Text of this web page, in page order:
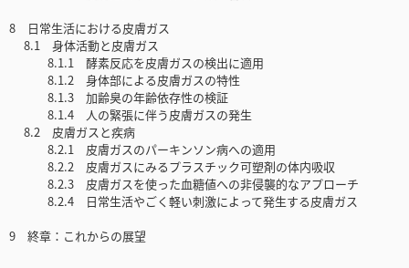
8 日常生活における皮膚ガス
8.1 身体活動と皮膚ガス
8.1.1 酵素反応を皮膚ガスの検出に適用
8.1.2 身体部による皮膚ガスの特性
8.1.3 加齢臭の年齢依存性の検証
8.1.4 人の緊張に伴う皮膚ガスの発生
8.2 皮膚ガスと疾病
8.2.1 皮膚ガスのパーキンソン病への適用
8.2.2 皮膚ガスにみるプラスチック可塑剤の体内吸収
8.2.3 皮膚ガスを使った血糖値への非侵襲的なアプローチ
8.2.4 日常生活やごく軽い刺激によって発生する皮膚ガス
9 終章：これからの展望